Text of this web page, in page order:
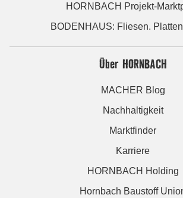
HORNBACH Projekt-
BODENHAUS: Fliesen.
Über HORNBACH
MACHER Blog
Nachhaltigkeit
Marktfinder
Karriere
HORNBACH Holding
Hornbach Baustoff